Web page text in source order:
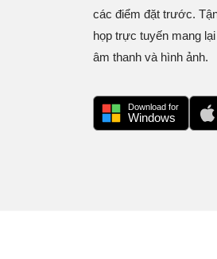
các điểm đặt trước.
họp trực tuyến mang
âm thanh và hình ảnh.
Download for
Windows